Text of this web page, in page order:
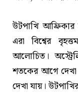
উটপাখি
এরা বিশ্বের
আলোচিত।
শতকের আগে দেখা
দেখা যায়।